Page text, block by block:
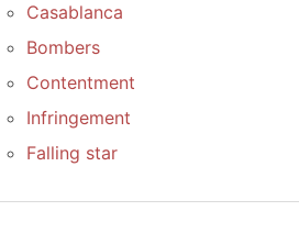
Casablanca
Bombers
Contentment
Infringement
Falling star